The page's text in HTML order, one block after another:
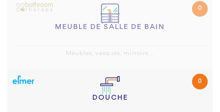
0
MEUBLE DE SALLE DE BAIN
Meubles, vasques, mirroirs...
0
DOUCHE